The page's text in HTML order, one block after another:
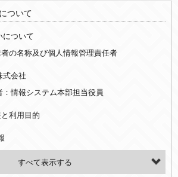
ついて
について
の名称及び個人情報管理責任者
式会社
情報システム本部担当役員
利用目的